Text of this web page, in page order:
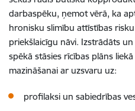
darbaspēku, ņemot vērā, ka
hronisku slimību attīstības
priekšlaicīgu nāvi. Izstrādāts
spēkā stāsies rīcības plāns
mazināšanai ar uzsvaru uz:
profilaksi un sabiedrības